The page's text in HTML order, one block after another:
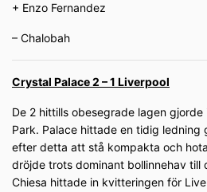
+ Enzo Fernandez
– Chalobah
Crystal Palace 2 – 1 Liverpool
De 2 hittills obesegrade lagen
Park. Palace hittade en tidig ledning
efter detta att stå kompakta och
dröjde trots dominant bollinnehav till
Chiesa hittade in kvitteringen för